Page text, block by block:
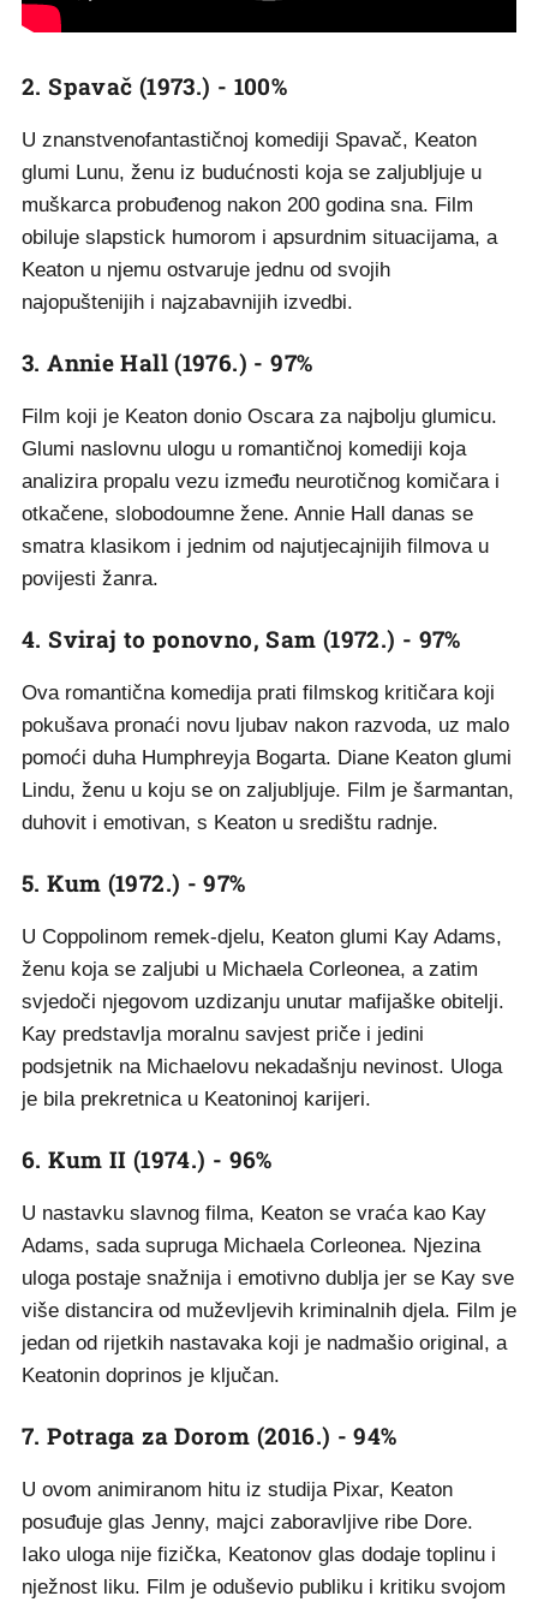
2. Spavač (1973.) - 100%
U znanstvenofantastičnoj komediji Spavač, Keaton
glumi Lunu, ženu iz budućnosti koja se zaljubljuje u
muškarca probuđenog nakon 200 godina sna. Film
obiluje slapstick humorom i apsurdnim situacijama, a
Keaton u njemu ostvaruje jednu od svojih
najopuštenijih i najzabavnijih izvedbi.
3. Annie Hall (1976.) - 97%
Film koji je Keaton donio Oscara za najbolju glumicu.
Glumi naslovnu ulogu u romantičnoj komediji koja
analizira propalu vezu između neurotičnog komičara i
otkačene, slobodoumne žene. Annie Hall danas se
smatra klasikom i jednim od najutjecajnijih filmova u
povijesti žanra.
4. Sviraj to ponovno, Sam (1972.) - 97%
Ova romantična komedija prati filmskog kritičara koji
pokušava pronaći novu ljubav nakon razvoda, uz malo
pomoći duha Humphreyja Bogarta. Diane Keaton glumi
Lindu, ženu u koju se on zaljubljuje. Film je šarmantan,
duhovit i emotivan, s Keaton u središtu radnje.
5. Kum (1972.) - 97%
U Coppolinom remek-djelu, Keaton glumi Kay Adams,
ženu koja se zaljubi u Michaela Corleonea, a zatim
svjedoči njegovom uzdizanju unutar mafijaške obitelji.
Kay predstavlja moralnu savjest priče i jedini
podsjetnik na Michaelovu nekadašnju nevinost. Uloga
je bila prekretnica u Keatoninoj karijeri.
6. Kum II (1974.) - 96%
U nastavku slavnog filma, Keaton se vraća kao Kay
Adams, sada supruga Michaela Corleonea. Njezina
uloga postaje snažnija i emotivno dublja jer se Kay sve
više distancira od muževljevih kriminalnih djela. Film je
jedan od rijetkih nastavaka koji je nadmašio original, a
Keatonin doprinos je ključan.
7. Potraga za Dorom (2016.) - 94%
U ovom animiranom hitu iz studija Pixar, Keaton
posuđuje glas Jenny, majci zaboravljive ribe Dore.
Iako uloga nije fizička, Keatonov glas dodaje toplinu i
nježnost liku. Film je oduševio publiku i kritiku svojom